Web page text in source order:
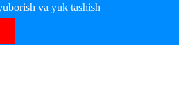
va yuk tashish